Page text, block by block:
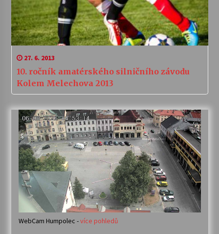
27. 6. 2013
10. ročník amatérského silničního závodu
Kolem Melechova 2013
WebCam Humpolec -více pohledů